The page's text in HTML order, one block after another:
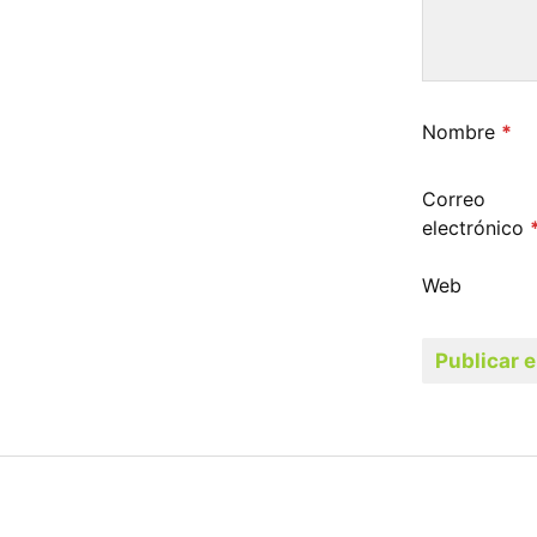
Nombre *
Correo
electrónico
Web